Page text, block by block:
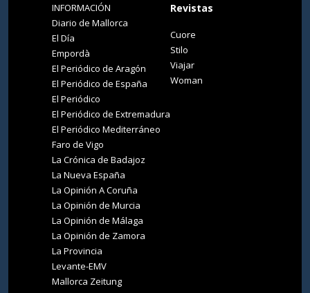
INFORMACIÓN
Diario de Mallorca
El Día
Empordà
El Periódico de Aragón
El Periódico de España
El Periódico
El Periódico de Extremadura
El Periódico Mediterráneo
Faro de Vigo
La Crónica de Badajoz
La Nueva España
La Opinión A Coruña
La Opinión de Murcia
La Opinión de Málaga
La Opinión de Zamora
La Provincia
Levante-EMV
Mallorca Zeitung
Revistas
Cuore
Stilo
Viajar
Woman